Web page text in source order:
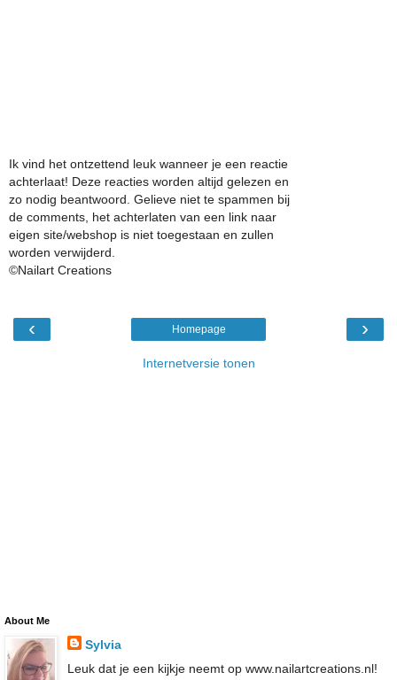
Ik vind het ontzettend leuk wanneer je een reactie
achterlaat! Deze reacties worden altijd gelezen en
zo nodig beantwoord. Gelieve niet te spammen bij
de comments, het achterlaten van een link naar
eigen site/webshop is niet toegestaan en zullen
worden verwijderd.
©Nailart Creations
‹ ›
Homepage
Internetversie tonen
About Me
Sylvia
Leuk dat je een kijkje neemt op www.nailartcreations.nl!